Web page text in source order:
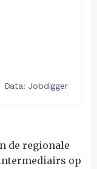
de regionale
op